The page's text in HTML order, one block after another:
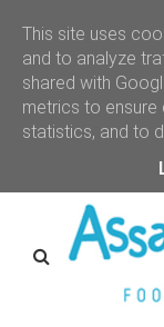
This site uses
and to analyze
shared with
metrics to ensure
statistics, and to